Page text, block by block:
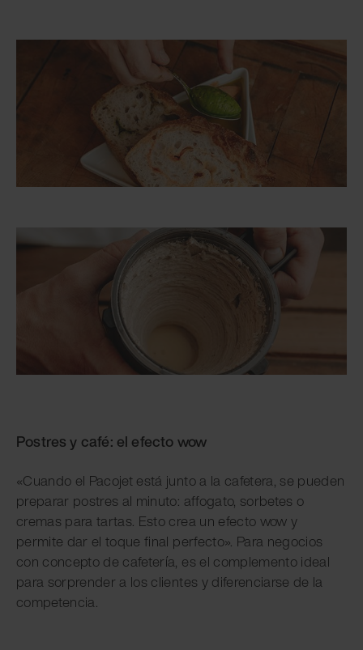
Postres y café: el efecto wow
«Cuando el Pacojet está junto a la cafetera, se pueden
preparar postres al minuto: affogato, sorbetes o
cremas para tartas. Esto crea un efecto wow y
permite dar el toque final perfecto». Para negocios
con concepto de cafetería, es el complemento ideal
para sorprender a los clientes y diferenciarse de la
competencia.